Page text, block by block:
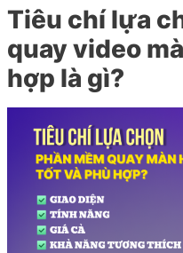
Tiêu chí lựa
quay video
hợp là gì?